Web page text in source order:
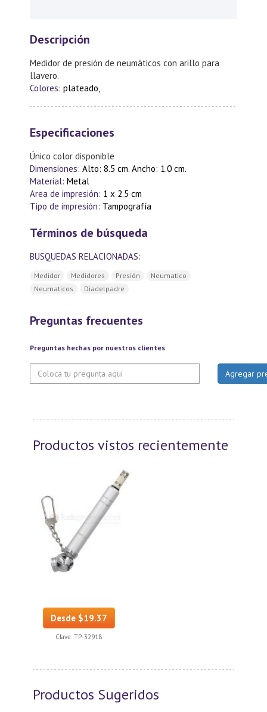
Descripción
Medidor de presión de neumáticos con arillo para
llavero.
Colores: plateado,
Especificaciones
Único color disponible
Dimensiones: Alto: 8.5 cm. Ancho: 1.0 cm.
Material: Metal
Area de impresión: 1 x 2.5 cm
Tipo de impresión: Tampografía
Términos de búsqueda
BUSQUEDAS RELACIONADAS:
Medidor Medidores Presión
Neumatico
Neumaticos
Diadelpadre
Preguntas frecuentes
Preguntas hechas por nuestros clientes
Productos vistos recientemente
Desde $19.37
Clave: TP-32918
Productos Sugeridos